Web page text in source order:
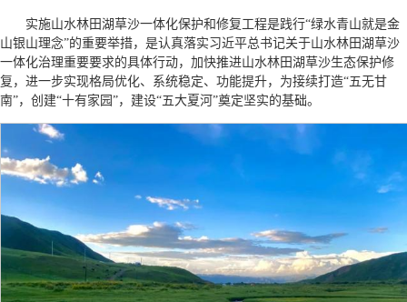
实施山水林田湖草沙一体化保护和修复工程是践行“绿水青山就是金
山银山理念”的重要举措，是认真落实习近平总书记关于山水林田湖草沙
一体化治理重要要求的具体行动，加快推进山水林田湖草沙生态保护修
复，进一步实现格局优化、系统稳定、功能提升，为接续打造“五无甘
南”，创建“十有家园”，建设“五大夏河”奠定坚实的基础。